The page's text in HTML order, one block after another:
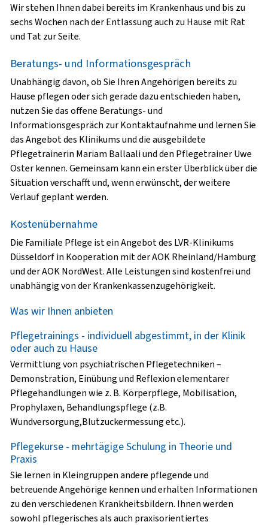
Wir stehen Ihnen dabei bereits im Krankenhaus und bis zu
sechs Wochen nach der Entlassung auch zu Hause mit Rat
und Tat zur Seite.
Beratungs- und Informationsgespräch
Unabhängig davon, ob Sie Ihren Angehörigen bereits zu
Hause pflegen oder sich gerade dazu entschieden haben,
nutzen Sie das offene Beratungs- und
Informationsgespräch zur Kontaktaufnahme und lernen Sie
das Angebot des Klinikums und die ausgebildete
Pflegetrainerin Mariam Ballaali und den Pflegetrainer Uwe
Oster kennen. Gemeinsam kann ein erster Überblick über die
Situation verschafft und, wenn erwünscht, der weitere
Verlauf geplant werden.
Kostenübernahme
Die Familiale Pflege ist ein Angebot des LVR-Klinikums
Düsseldorf in Kooperation mit der AOK Rheinland/Hamburg
und der AOK NordWest. Alle Leistungen sind kostenfrei und
unabhängig von der Krankenkassenzugehörigkeit.
Was wir Ihnen anbieten
Pflegetrainings - individuell abgestimmt, in der Klinik
oder auch zu Hause
Vermittlung von psychiatrischen Pflegetechniken –
Demonstration, Einübung und Reflexion elementarer
Pflegehandlungen wie z. B. Körperpflege, Mobilisation,
Prophylaxen, Behandlungspflege (z.B.
Wundversorgung,Blutzuckermessung etc.).
Pflegekurse - mehrtägige Schulung in Theorie und
Praxis
Sie lernen in Kleingruppen andere pflegende und
betreuende Angehörige kennen und erhalten Informationen
zu den verschiedenen Krankheitsbildern. Ihnen werden
sowohl pflegerisches als auch praxisorientiertes